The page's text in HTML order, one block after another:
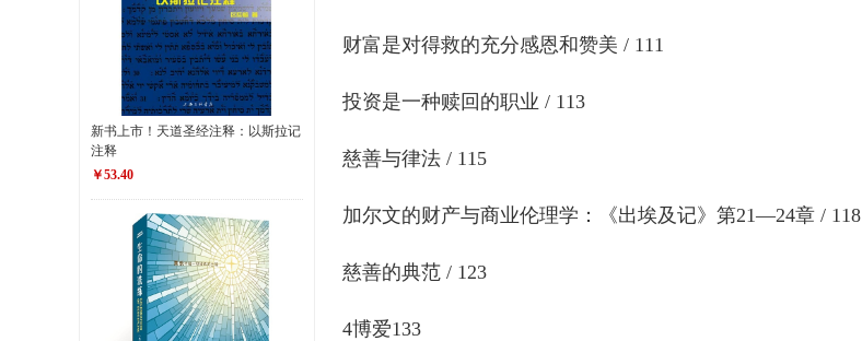
新书上市！天道圣经注释：以斯拉记
注释
￥53.40
财富是对得救的充分感恩和赞美 / 111
投资是一种赎回的职业 / 113
慈善与律法 / 115
加尔文的财产与商业伦理学：《出埃及记》第21—24章 / 118
慈善的典范 / 123
4博爱133